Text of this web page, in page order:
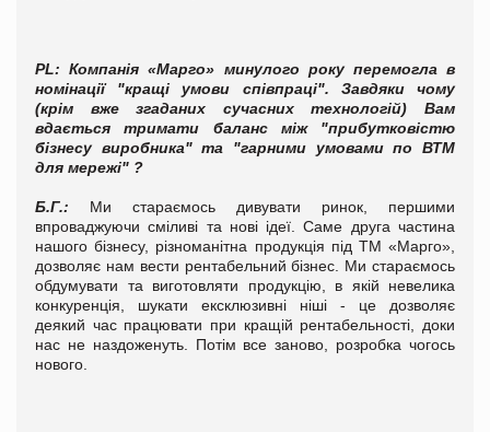
PL: Компанія «Марго» минулого року перемогла в
номінації "кращі умови співпраці". Завдяки чому
(крім вже згаданих сучасних технологій) Вам
вдається тримати баланс між "прибутковістю
бізнесу виробника" та "гарними умовами по ВТМ
для мережі" ?
Б.Г.: Ми стараємось дивувати ринок, першими
впроваджуючи сміливі та нові ідеї. Саме друга частина
нашого бізнесу, різноманітна продукція під ТМ «Марго»,
дозволяє нам вести рентабельний бізнес. Ми стараємось
обдумувати та виготовляти продукцію, в якій невелика
конкуренція, шукати ексклюзивні ніші - це дозволяє
деякий час працювати при кращій рентабельності, доки
нас не наздоженуть. Потім все заново, розробка чогось
нового.